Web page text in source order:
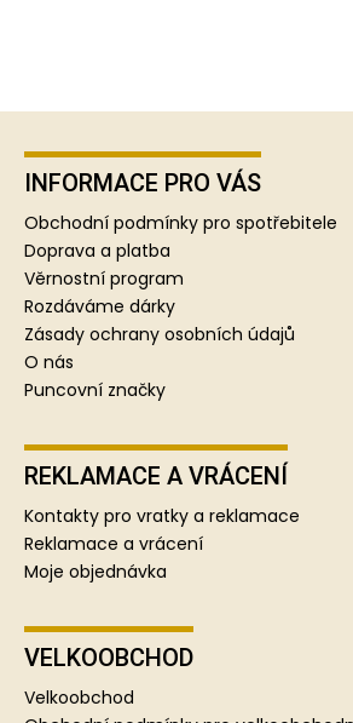
Z
INFORMACE PRO VÁS
Obchodní podmínky pro spotřebitele
Doprava a platba
Věrnostní program
Rozdáváme dárky
Zásady ochrany osobních údajů
O nás
Puncovní značky
REKLAMACE A VRÁCENÍ
Kontakty pro vratky a reklamace
Reklamace a vrácení
Moje objednávka
VELKOOBCHOD
Velkoobchod